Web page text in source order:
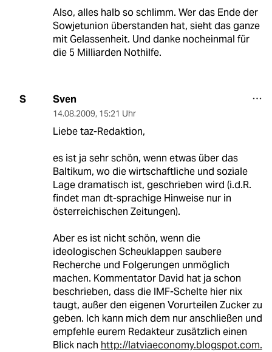
Also, alles halb so schlimm. Wer das Ende der
Sowjetunion überstanden hat, sieht das ganze
mit Gelassenheit. Und danke nocheinmal für
die 5 Milliarden Nothilfe.
S Sven
14.08.2009, 15:21 Uhr
Liebe taz-Redaktion,
es ist ja sehr schön, wenn etwas über das
Baltikum, wo die wirtschaftliche und soziale
Lage dramatisch ist, geschrieben wird (i.d.R.
findet man dt-sprachige Hinweise nur in
österreichischen Zeitungen).
Aber es ist nicht schön, wenn die
ideologischen Scheuklappen saubere
Recherche und Folgerungen unmöglich
machen. Kommentator David hat ja schon
beschrieben, dass die IMF-Schelte hier nix
taugt, außer den eigenen Vorurteilen Zucker zu
geben. Ich kann mich dem nur anschließen und
empfehle eurem Redakteur zusätzlich einen
Blick nach http://latviaeconomy.blogspot.com.